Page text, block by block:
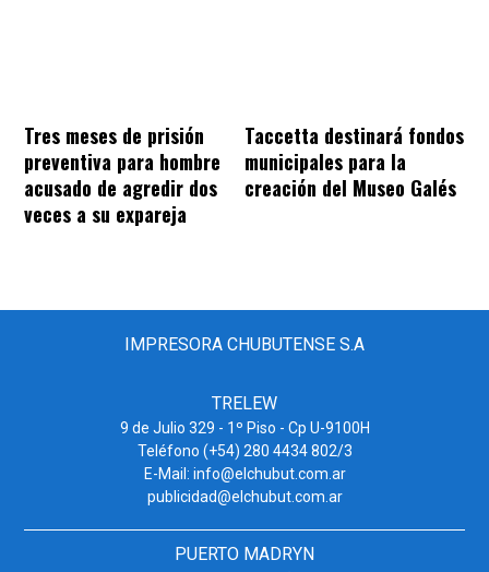
Tres meses de prisión
preventiva para hombre
acusado de agredir dos
veces a su expareja
Taccetta destinará fondos
municipales para la
creación del Museo Galés
IMPRESORA CHUBUTENSE S.A
TRELEW
9 de Julio 329 - 1º Piso - Cp U-9100H
Teléfono (+54) 280 4434 802/3
E-Mail: info@elchubut.com.ar
publicidad@elchubut.com.ar
PUERTO MADRYN